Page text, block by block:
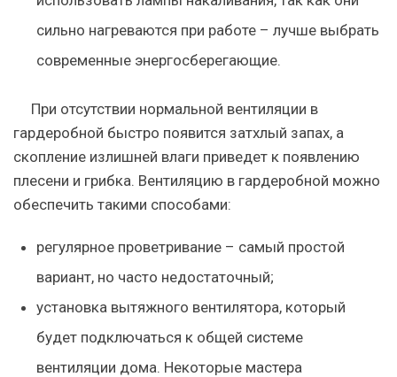
сильно нагреваются при работе – лучше выбрать
современные энергосберегающие.
При отсутствии нормальной вентиляции в
гардеробной быстро появится затхлый запах, а
скопление излишней влаги приведет к появлению
плесени и грибка. Вентиляцию в гардеробной можно
обеспечить такими способами:
регулярное проветривание – самый простой
вариант, но часто недостаточный;
установка вытяжного вентилятора, который
будет подключаться к общей системе
вентиляции дома. Некоторые мастера